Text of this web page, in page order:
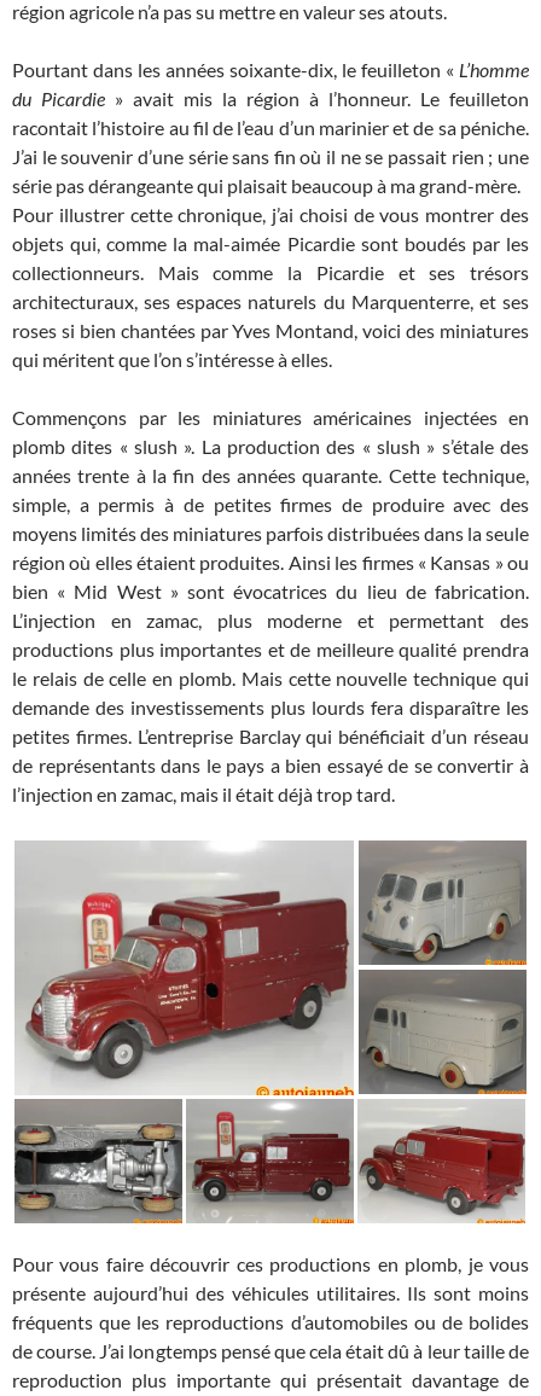
région agricole n’a pas su mettre en valeur ses atouts.
Pourtant dans les années soixante-dix, le feuilleton « L’homme
du Picardie » avait mis la région à l’honneur. Le feuilleton
racontait l’histoire au fil de l’eau d’un marinier et de sa péniche.
J’ai le souvenir d’une série sans fin où il ne se passait rien ; une
série pas dérangeante qui plaisait beaucoup à ma grand-mère.
Pour illustrer cette chronique, j’ai choisi de vous montrer des
objets qui, comme la mal-aimée Picardie sont boudés par les
collectionneurs. Mais comme la Picardie et ses trésors
architecturaux, ses espaces naturels du Marquenterre, et ses
roses si bien chantées par Yves Montand, voici des miniatures
qui méritent que l’on s’intéresse à elles.
Commençons par les miniatures américaines injectées en
plomb dites « slush ». La production des « slush » s’étale des
années trente à la fin des années quarante. Cette technique,
simple, a permis à de petites firmes de produire avec des
moyens limités des miniatures parfois distribuées dans la seule
région où elles étaient produites. Ainsi les firmes « Kansas » ou
bien « Mid West » sont évocatrices du lieu de fabrication.
L’injection en zamac, plus moderne et permettant des
productions plus importantes et de meilleure qualité prendra
le relais de celle en plomb. Mais cette nouvelle technique qui
demande des investissements plus lourds fera disparaître les
petites firmes. L’entreprise Barclay qui bénéficiait d’un réseau
de représentants dans le pays a bien essayé de se convertir à
l’injection en zamac, mais il était déjà trop tard.
Pour vous faire découvrir ces productions en plomb, je vous
présente aujourd’hui des véhicules utilitaires. Ils sont moins
fréquents que les reproductions d’automobiles ou de bolides
de course. J’ai longtemps pensé que cela était dû à leur taille de
reproduction plus importante qui présentait davantage de